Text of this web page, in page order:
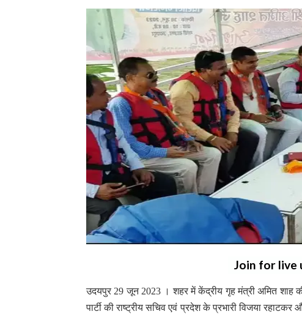
Join for live
उदयपुर 29 जून 2023 । शहर में केंद्रीय गृह मंत्री अमित शाह
पार्टी की राष्ट्रीय सचिव एवं प्रदेश के प्रभारी विजया